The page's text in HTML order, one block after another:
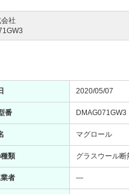
社
2020/05/07
番 DMAG071GW3
マグロール
類 グラスウール
者 ―